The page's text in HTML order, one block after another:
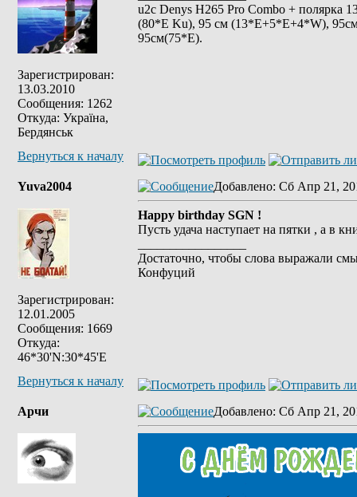
Зарегистрирован:
13.03.2010
Сообщения: 1262
Откуда: Україна,
Бердянськ
u2c Denys H265 Pro Combo + полярка
(80*E Ku), 95 см (13*E+5*E+4*W),
95см(75*Е).
Вернуться к началу
Yuva2004
Зарегистрирован:
12.01.2005
Сообщения: 1669
Откуда:
46*30'N:30*45'E
Добавлено: Сб Апр 21,
Наррy birthday SGN !
Пусть удача наступает на пятки , а в
Достаточно, чтобы слова выражали
Конфуций
Вернуться к началу
Арчи Добавлено: Сб Апр 21,